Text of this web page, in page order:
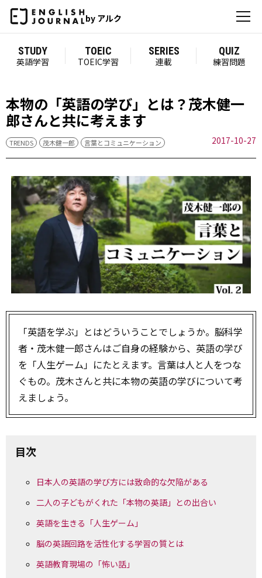
by アルク
STUDY
英語学習
TOEIC
TOEIC学習
SERIES
連載
QUIZ
練習問題
本物の「英語の学び」とは？茂木健一
郎さんと共に考えます
TRENDS 茂木健一郎 言葉とコミュニケーション 2017-10-27
「英語を学ぶ」とはどういうことでしょうか。脳科学
者・茂木健一郎さんはご自身の経験から、英語の学び
を「人生ゲーム」にたとえます。言葉は人と人をつな
ぐもの。茂木さんと共に本物の英語の学びについて考
えましょう。
目次
日本人の英語の学び方には致命的な欠陥がある
二人の子どもがくれた「本物の英語」との出合い
英語を生きる「人生ゲーム」
脳の英語回路を活性化する学習の質とは
英語教育現場の「怖い話」